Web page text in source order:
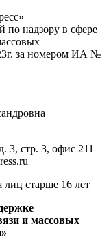
по надзору в сфере
за номером ИА №
3, стр. 3, офис 211
лиц старше 16 лет
и массовых